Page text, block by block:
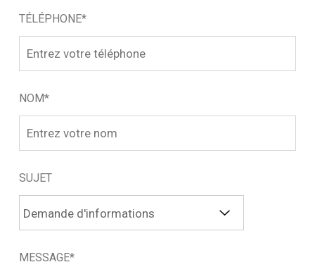
TÉLÉPHONE*
NOM*
SUJET
MESSAGE*